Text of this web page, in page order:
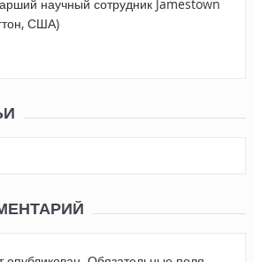
научный сотрудник Jamestown
США)